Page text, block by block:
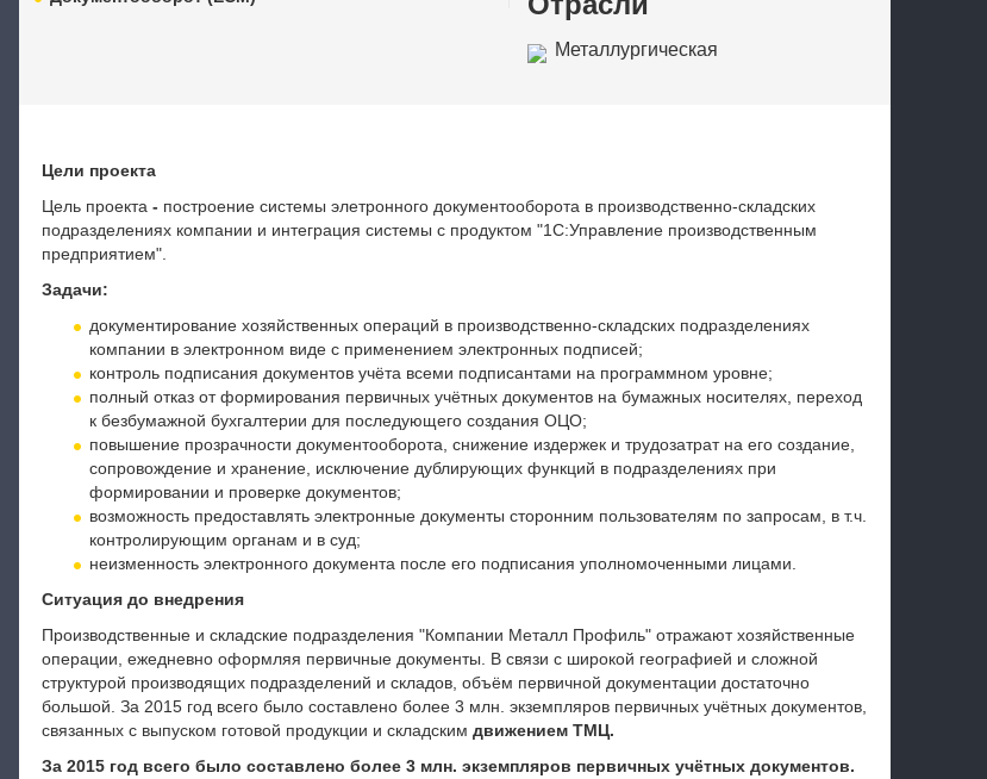
Металлургическая
Цели проекта
Цель проекта - построение системы элетронного документооборота в производственно-складских
подразделениях компании и интеграция системы с продуктом "1С:Управление производственным
предприятием".
Задачи:
документирование хозяйственных операций в производственно-складских подразделениях
компании в электронном виде с применением электронных подписей;
контроль подписания документов учёта всеми подписантами на программном уровне;
полный отказ от формирования первичных учётных документов на бумажных носителях, переход
к безбумажной бухгалтерии для последующего создания ОЦО;
повышение прозрачности документооборота, снижение издержек и трудозатрат на его создание,
сопровождение и хранение, исключение дублирующих функций в подразделениях при
формировании и проверке документов;
возможность предоставлять электронные документы сторонним пользователям по запросам, в т.ч.
контролирующим органам и в суд;
неизменность электронного документа после его подписания уполномоченными лицами.
Ситуация до внедрения
Производственные и складские подразделения "Компании Металл Профиль" отражают хозяйственные
операции, ежедневно оформляя первичные документы. В связи с широкой географией и сложной
структурой производящих подразделений и складов, объём первичной документации достаточно
большой. За 2015 год всего было составлено более 3 млн. экземпляров первичных учётных документов,
связанных с выпуском готовой продукции и складским движением ТМЦ.
За 2015 год всего было составлено более 3 млн. экземпляров первичных учётных документов.